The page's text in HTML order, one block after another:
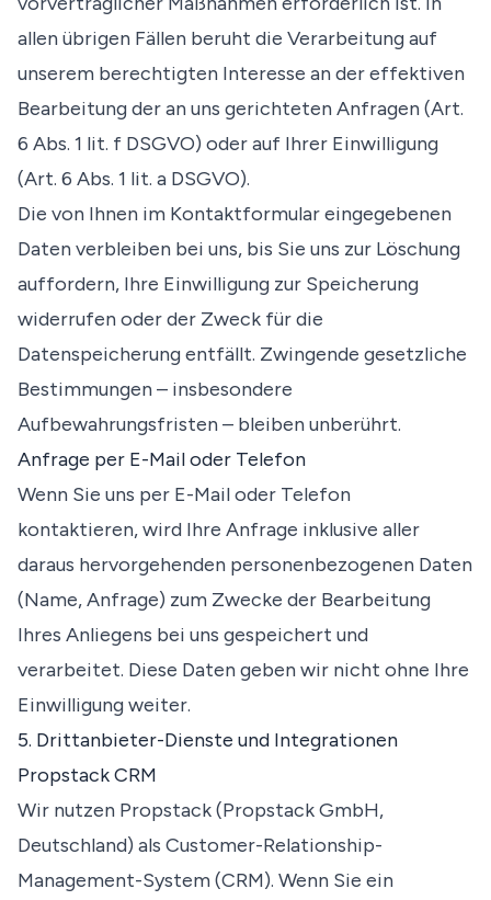
allen übrigen Fällen beruht die Verarbeitung auf
unserem berechtigten Interesse an der effektiven
Bearbeitung der an uns gerichteten Anfragen (Art.
6 Abs. 1 lit. f DSGVO) oder auf Ihrer Einwilligung
(Art. 6 Abs. 1 lit. a DSGVO).
Die von Ihnen im Kontaktformular eingegebenen
Daten verbleiben bei uns, bis Sie uns zur Löschung
auffordern, Ihre Einwilligung zur Speicherung
widerrufen oder der Zweck für die
Datenspeicherung entfällt. Zwingende gesetzliche
Bestimmungen – insbesondere
Aufbewahrungsfristen – bleiben unberührt.
Anfrage per E-Mail oder Telefon
Wenn Sie uns per E-Mail oder Telefon
kontaktieren, wird Ihre Anfrage inklusive aller
daraus hervorgehenden personenbezogenen Daten
(Name, Anfrage) zum Zwecke der Bearbeitung
Ihres Anliegens bei uns gespeichert und
verarbeitet. Diese Daten geben wir nicht ohne Ihre
Einwilligung weiter.
5. Drittanbieter-Dienste und Integrationen
Propstack CRM
Wir nutzen Propstack (Propstack GmbH,
Deutschland) als Customer-Relationship-
Management-System (CRM). Wenn Sie ein